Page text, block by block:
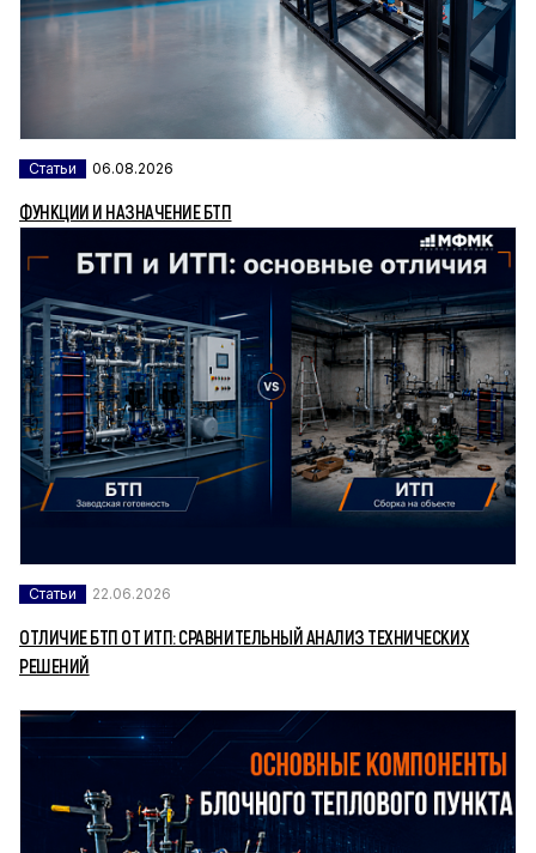
Статьи 06.08.2026
ФУНКЦИИ И НАЗНАЧЕНИЕ БТП
Статьи 22.06.2026
ОТЛИЧИЕ БТП ОТ ИТП: СРАВНИТЕЛЬНЫЙ АНАЛИЗ ТЕХНИЧЕСКИХ
РЕШЕНИЙ